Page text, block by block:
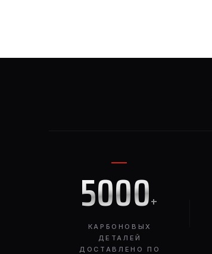
5000+
КАРБОНОВЫХ
ДЕТАЛЕЙ
ДОСТАВЛЕНО ПО